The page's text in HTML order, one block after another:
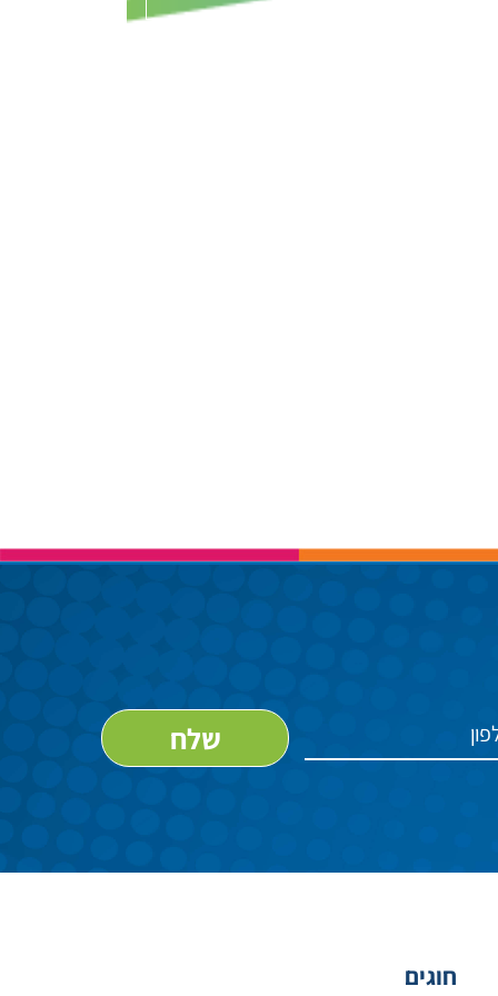
חוגים